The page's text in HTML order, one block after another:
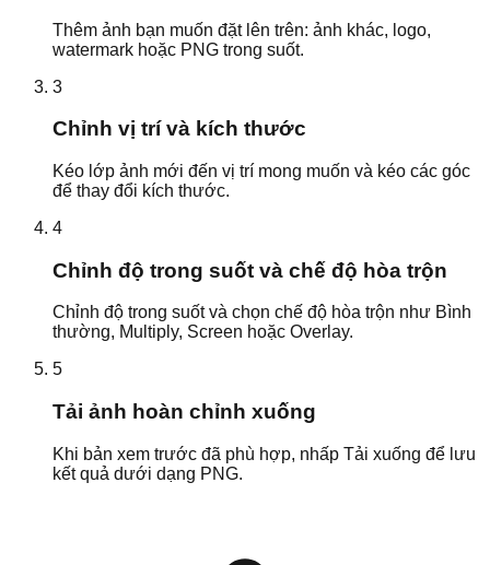
Thêm ảnh bạn muốn đặt lên trên: ảnh khác, logo,
watermark hoặc PNG trong suốt.
3
Chỉnh vị trí và kích thước
Kéo lớp ảnh mới đến vị trí mong muốn và kéo các góc
để thay đổi kích thước.
4
Chỉnh độ trong suốt và chế độ hòa trộn
Chỉnh độ trong suốt và chọn chế độ hòa trộn như Bình
thường, Multiply, Screen hoặc Overlay.
5
Tải ảnh hoàn chỉnh xuống
Khi bản xem trước đã phù hợp, nhấp Tải xuống để lưu
kết quả dưới dạng PNG.